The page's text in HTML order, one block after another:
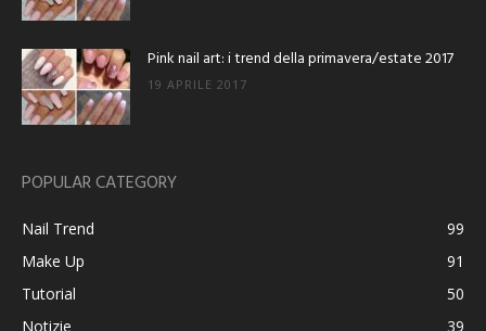
Pink nail art: i trend della primavera/estate 2017
19 APRILE 2017
POPULAR CATEGORY
Nail Trend
99
Make Up
91
Tutorial
50
Notizie
39